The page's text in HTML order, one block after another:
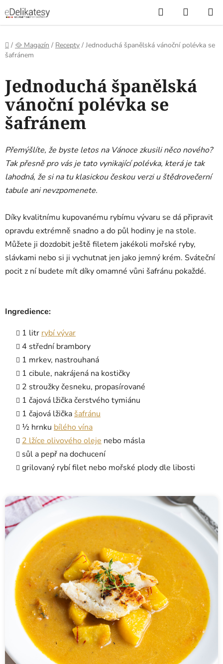
na
obsah
Hledat
KOŠÍK
Domů
/ 🥘 Magazín / Recepty / Jednoduchá španělská vánoční polévka se
šafránem
Jednoduchá španělská
vánoční polévka se
šafránem
Přemýšlíte, že byste letos na Vánoce zkusili něco nového?
Tak přesně pro vás je tato vynikající polévka, která je tak
lahodná, že si na tu klasickou českou verzi u štědrovečerní
tabule ani nevzpomenete.
Díky kvalitnímu kupovanému rybímu vývaru se dá připravit
opravdu extrémně snadno a do půl hodiny je na stole.
Můžete ji dozdobit ještě filetem jakékoli mořské ryby,
slávkami nebo si ji vychutnat jen jako jemný krém. Sváteční
pocit z ní budete mít díky omamné vůni šafránu pokaždé.
Ingredience:
1 litr rybí vývar
4 střední brambory
1 mrkev, nastrouhaná
1 cibule, nakrájená na kostičky
2 stroužky česneku, propasírované
1 čajová lžička čerstvého tymiánu
1 čajová lžička šafránu
½ hrnku bílého vína
2 lžíce olivového oleje nebo másla
sůl a pepř na dochucení
grilovaný rybí filet nebo mořské plody dle libosti